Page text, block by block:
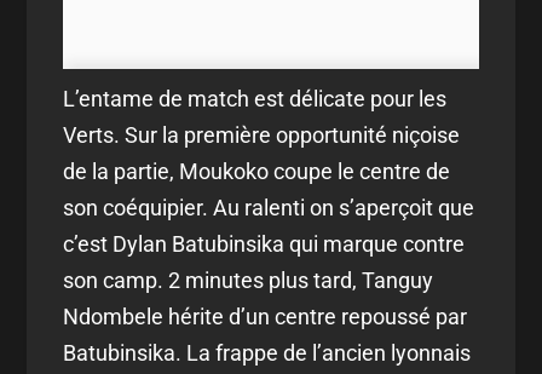
L’entame de match est délicate pour les
Verts. Sur la première opportunité niçoise
de la partie, Moukoko coupe le centre de
son coéquipier. Au ralenti on s’aperçoit que
c’est Dylan Batubinsika qui marque contre
son camp. 2 minutes plus tard, Tanguy
Ndombele hérite d’un centre repoussé par
Batubinsika. La frappe de l’ancien lyonnais